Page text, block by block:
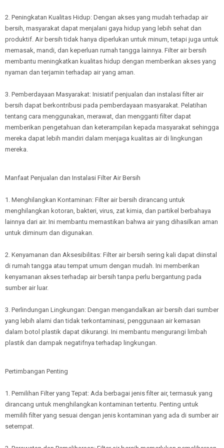
2. Peningkatan Kualitas Hidup: Dengan akses yang mudah terhadap air
bersih, masyarakat dapat menjalani gaya hidup yang lebih sehat dan
produktif. Air bersih tidak hanya diperlukan untuk minum, tetapi juga untuk
memasak, mandi, dan keperluan rumah tangga lainnya. Filter air bersih
membantu meningkatkan kualitas hidup dengan memberikan akses yang
nyaman dan terjamin terhadap air yang aman.
3. Pemberdayaan Masyarakat: Inisiatif penjualan dan instalasi filter air
bersih dapat berkontribusi pada pemberdayaan masyarakat. Pelatihan
tentang cara menggunakan, merawat, dan mengganti filter dapat
memberikan pengetahuan dan keterampilan kepada masyarakat sehingga
mereka dapat lebih mandiri dalam menjaga kualitas air di lingkungan
mereka.
Manfaat Penjualan dan Instalasi Filter Air Bersih
1. Menghilangkan Kontaminan: Filter air bersih dirancang untuk
menghilangkan kotoran, bakteri, virus, zat kimia, dan partikel berbahaya
lainnya dari air. Ini membantu memastikan bahwa air yang dihasilkan aman
untuk diminum dan digunakan.
2. Kenyamanan dan Aksesibilitas: Filter air bersih sering kali dapat diinstal
di rumah tangga atau tempat umum dengan mudah. Ini memberikan
kenyamanan akses terhadap air bersih tanpa perlu bergantung pada
sumber air luar.
3. Perlindungan Lingkungan: Dengan mengandalkan air bersih dari sumber
yang lebih alami dan tidak terkontaminasi, penggunaan air kemasan
dalam botol plastik dapat dikurangi. Ini membantu mengurangi limbah
plastik dan dampak negatifnya terhadap lingkungan.
Pertimbangan Penting
1. Pemilihan Filter yang Tepat: Ada berbagai jenis filter air, termasuk yang
dirancang untuk menghilangkan kontaminan tertentu. Penting untuk
memilih filter yang sesuai dengan jenis kontaminan yang ada di sumber air
setempat.